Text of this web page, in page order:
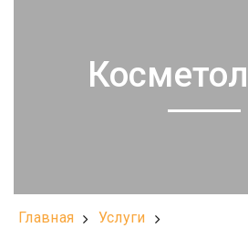
Главная
Услуги